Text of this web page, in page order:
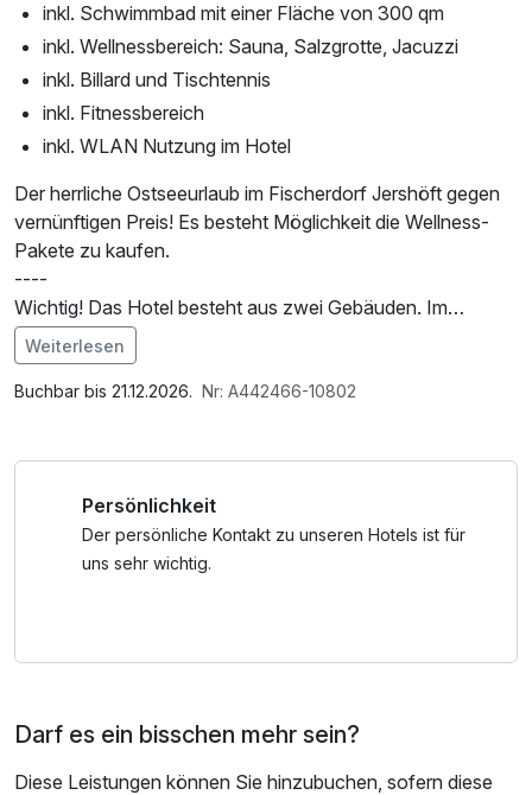
inkl. Schwimmbad mit einer Fläche von 300 qm
inkl. Wellnessbereich: Sauna, Salzgrotte, Jacuzzi
inkl. Billard und Tischtennis
inkl. Fitnessbereich
inkl. WLAN Nutzung im Hotel
Der herrliche Ostseeurlaub im Fischerdorf Jershöft gegen
vernünftigen Preis! Es besteht Möglichkeit die Wellness-
Pakete zu kaufen.
----
Wichtig! Das Hotel besteht aus zwei Gebäuden. Im
Hauptgebäude befinden sich die Rezeption, das
Restaurant und die Junior Suiten. Alle Gäste die ein
Standard Zimmer gebucht haben, wohnen im zweit
Anreisetag abgerechnet. Es gilt der Euro-Kurs vom
Kauftag.
Im Angebot enthalten
1 Flasche Mineralwasser, Saunabenutzung, Saunatuch,
Weiterlesen
Buchbar bis 21.12.2026. Nr: A442466-10802
Persönlichkeit
Der persönliche Kontakt zu unseren Hotels ist für
uns sehr wichtig.
Darf es ein bisschen mehr sein?
Diese Leistungen können Sie hinzubuchen, sofern diese